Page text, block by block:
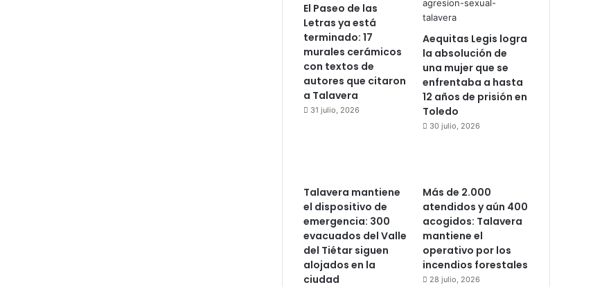
El Paseo de las
Letras ya está
terminado: 17
murales cerámicos
con textos de
autores que citaron
a Talavera
31 julio, 2026
Aequitas Legis logra
la absolución de
una mujer que se
enfrentaba a hasta
12 años de prisión en
Toledo
30 julio, 2026
Talavera mantiene
el dispositivo de
emergencia: 300
evacuados del Valle
del Tiétar siguen
alojados en la
ciudad
Más de 2.000
atendidos y aún 400
acogidos: Talavera
mantiene el
operativo por los
incendios forestales
28 julio, 2026